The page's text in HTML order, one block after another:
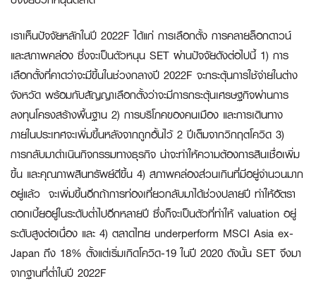
เราเห็นปัจจัยหลักในปี 2022F ได้แก่ การเลือกตั้ง การคลายล็อกดาวน์
และสภาพคล่อง ซึ่งจะเป็นตัวหนุน SET ผ่านปัจจัยดังต่อไปนี้ 1) การ
เลือกตั้งที่คาดว่าจะมีขึ้นในช่วงกลางปี 2022F จะกระตุ้นการใช้จ่ายในต่าง
จังหวัด พร้อมกับสัญญาเลือกตั้งว่าจะมีการกระตุ้นเศรษฐกิจผ่านการ
ลงทุนโครงสร้างพื้นฐาน 2) การบริโภคของคนเมือง และการเดินทาง
ภายในประเทศจะเพิ่มขึ้นหลังจากถูกอั้นไว้ 2 ปีเต็มจากวิกฤตโควิด 3)
การกลับมาดำเนินกิจกรรมทางธุรกิจ น่าจะทำให้ความต้องการสินเชื่อเพิ่ม
ขึ้น และคุณภาพสินทรัพย์ดีขึ้น 4) สภาพคล่องส่วนเกินที่มีอยู่จำนวนมาก
อยู่แล้ว จะเพิ่มขึ้นอีกถ้าการท่องเที่ยวกลับมาได้ช่วงปลายปี ทำให้อัตรา
ดอกเบี้ยอยู่ในระดับต่ำไปอีกหลายปี ซึ่งก็จะเป็นตัวที่ทำให้ valuation อยู่
ระดับสูงต่อเนื่อง และ 4) ตลาดไทย underperform MSCI Asia ex-
Japan ถึง 18% ตั้งแต่เริ่มเกิดโควิด-19 ในปี 2020 ดังนั้น SET จึงมา
จากฐานที่ต่ำในปี 2022F